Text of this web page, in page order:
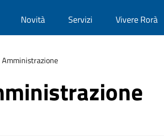
Novità Servizi Vivere Rorà
Amministrazione